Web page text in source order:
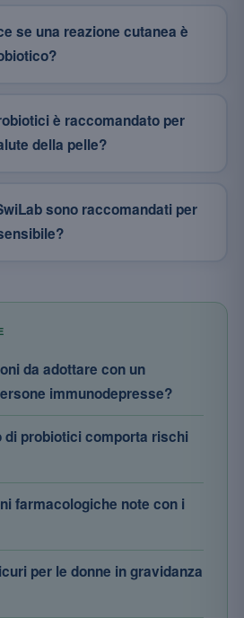
se una reazione cutanea è
è raccomandato per
della pelle?
sono raccomandati per
da adottare con un
immunodepresse?
di probiotici comporta rischi
farmacologiche note con i
per le donne in gravidanza